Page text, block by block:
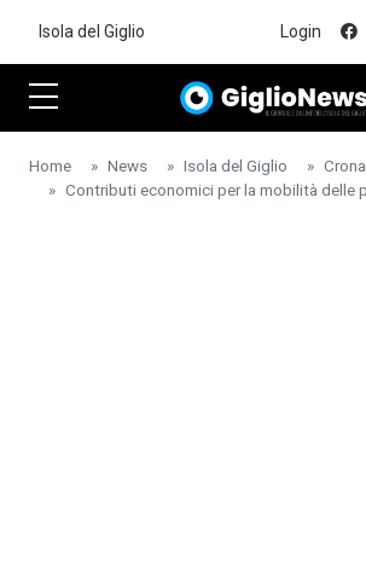
Isola del Giglio Login
Home News Isola del Giglio
Contributi economici per la mobilità delle